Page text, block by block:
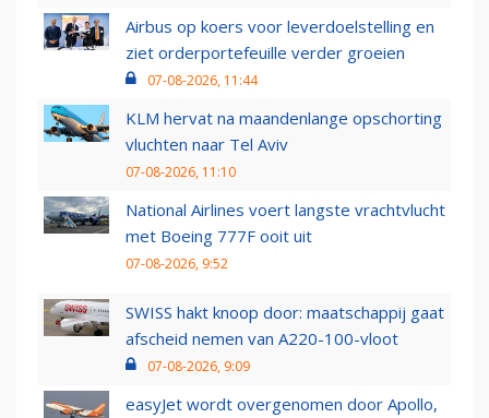
Airbus op koers voor leverdoelstelling en
ziet orderportefeuille verder groeien
07-08-2026, 11:44
KLM hervat na maandenlange opschorting
vluchten naar Tel Aviv
07-08-2026, 11:10
National Airlines voert langste vrachtvlucht
met Boeing 777F ooit uit
07-08-2026, 9:52
SWISS hakt knoop door: maatschappij gaat
afscheid nemen van A220-100-vloot
07-08-2026, 9:09
easyJet wordt overgenomen door Apollo,